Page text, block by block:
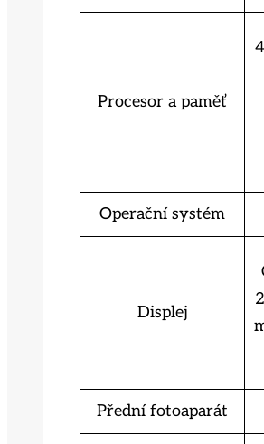
Procesor a paměť
Operační systém
Displej
Přední fotoaparát